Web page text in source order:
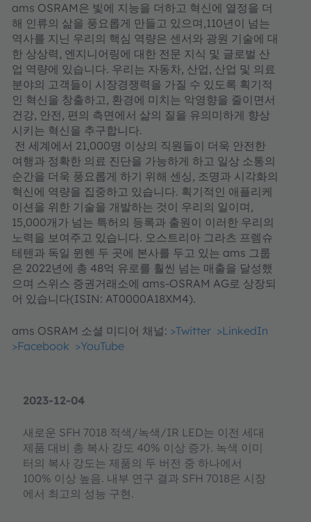
2023-12-04
새로운 SFH 7018 적색/녹색/IR LED는 이전 세대
제품 대비 총 복사 강도 40% 이상 증가. 녹색 이미
터의 복사 강도는 제품의 두 버전 중 하나에서
100% 이상 높음. 내부 연구 결과 SFH 7018은 시장
에서 최고의 성능 구현.
ams OSRAM은 빛에 지능을 더하고 혁신에 열정을 더
해 인류의 삶을 풍요롭게 만들고 있으며,110년이 넘는
역사를 지닌 우리의 핵심 역량은 센서와 광원 기술에 대
한 상상력, 엔지니어링에 대한 전문 지식 및 글로벌 산
업 역량에 있습니다. 우리는 자동차, 산업, 산업 및 의료
분야의 고객들이 시장경쟁력을 가질 수 있도록 획기적
인 혁신을 창출하고, 환경에 미치는 악영향을 줄이면서
건강, 안전, 편의 측면에서 삶의 질을 유의미하게 향상
시키는 혁신을 추구합니다.
전 세계에서 21,000명 이상의 직원들이 더욱 안전한
여행과 정확한 의료 진단을 가능하게 하고 일상 소통의
순간을 더욱 풍요롭게 하기 위해 센싱, 조명과 시각화의
혁신에 역량을 집중하고 있습니다. 획기적인 애플리케
이션을 위한 기술을 개발하는 것이 우리의 일이며,
15,000개가 넘는 특허의 등록과 출원이 이러한 우리의
노력을 보여주고 있습니다. 오스트리아 그라츠 프렘슈
테텐과 독일 뮌헨 두 곳에 본사를 두고 있는 ams 그룹
은 2022년에 총 48억 유로를 훨씬 넘는 매출을 달성했
으며 스위스 증권거래소에 ams-OSRAM AG로 상장되
어 있습니다(ISIN: AT0000A18XM4).
ams OSRAM 소셜 미디어 채널: >Twitter >LinkedIn
>Facebook >YouTube